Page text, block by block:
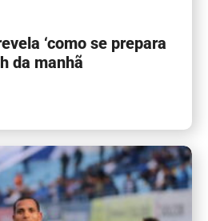
‘como se prepara
da manhã